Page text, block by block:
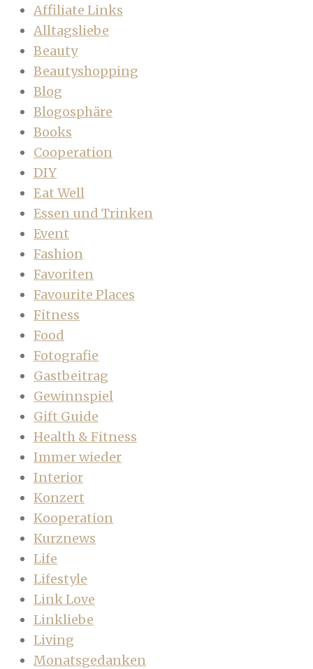
Affiliate Links
Alltagsliebe
Beauty
Beautyshopping
Blog
Blogosphäre
Books
Cooperation
DIY
Eat Well
Essen und Trinken
Event
Fashion
Favoriten
Favourite Places
Fitness
Food
Fotografie
Gastbeitrag
Gewinnspiel
Gift Guide
Health & Fitness
Immer wieder
Interior
Konzert
Kooperation
Kurznews
Life
Lifestyle
Link Love
Linkliebe
Living
Monatsgedanken